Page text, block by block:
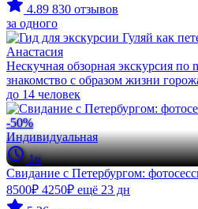
4.89 830 отзывов
за одного
Анастасия
Нескучная обзорная экскурсия по
знакомство с образом жизни
до 14 человек
-50%
Индивидуальная
1ч
Свидание с Петербургом:
8500₽ 4250₽ ещё 23 дн